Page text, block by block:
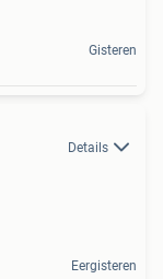
Gisteren
Details
Eergisteren